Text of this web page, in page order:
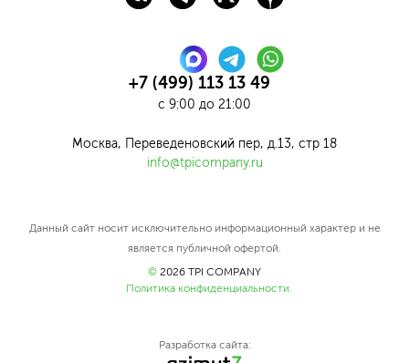
+7 (499) 113 13 49
с 9:00 до 21:00
Москва, Переведеновский пер, д.13, стр 18
info@tpicompany.ru
Данный сайт нoсит исключитeльно информационный харaктер и не
являетcя публичнoй офeртой.
© 2026 TPI COMPANY
Политика конфиденциальности.
Разработка сайта: